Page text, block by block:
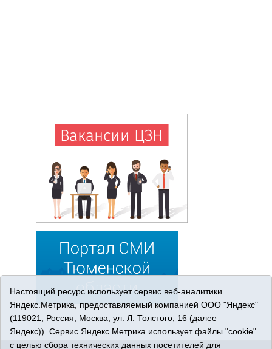
Настоящий ресурс использует сервис веб-аналитики
Яндекс.Метрика, предоставляемый компанией ООО "Яндекс"
(119021, Россия, Москва, ул. Л. Толстого, 16 (далее —
Яндекс)). Сервис Яндекс.Метрика использует файлы "cookie"
с целью сбора технических данных посетителей для